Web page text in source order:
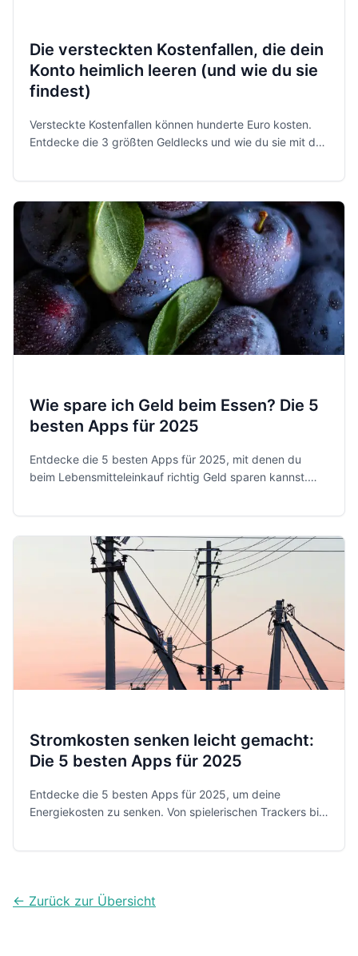
Die versteckten Kostenfallen, die dein
Konto heimlich leeren (und wie du sie
findest)
Versteckte Kostenfallen können hunderte Euro kosten.
Entdecke die 3 größten Geldlecks und wie du sie mit der
Wie spare ich Geld beim Essen? Die 5
besten Apps für 2025
Entdecke die 5 besten Apps für 2025, mit denen du
beim Lebensmitteleinkauf richtig Geld sparen kannst.
Stromkosten senken leicht gemacht:
Die 5 besten Apps für 2025
Entdecke die 5 besten Apps für 2025, um deine
Energiekosten zu senken. Von spielerischen Trackers bis
← Zurück zur Übersicht